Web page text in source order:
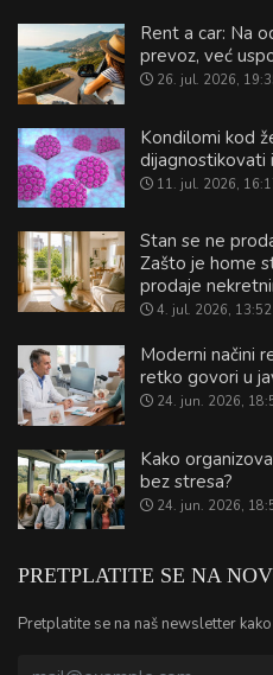
Rent a car: Na
prevoz, već
26. jul. 2026,
Kondilomi kod
dijagnostikovati
11. jul. 2026,
Stan se ne
Zašto je home
prodaje
4. jul. 2026, 13:52
Moderni načini
retko govori u
24. jun. 2026,
Kako
bez stresa?
24. jun. 2026,
PRETPLATITE SE NA
Pretplatite se na naš newsletter